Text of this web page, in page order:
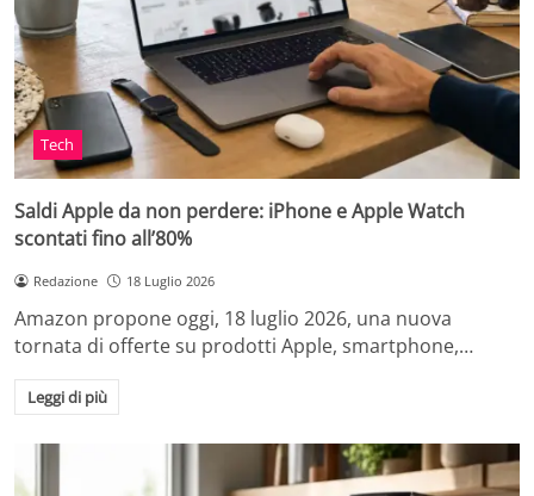
Tech
Saldi Apple da non perdere: iPhone e Apple Watch
scontati fino all’80%
Redazione 18 Luglio 2026
Amazon propone oggi, 18 luglio 2026, una nuova
tornata di offerte su prodotti Apple, smartphone,…
Leggi di più